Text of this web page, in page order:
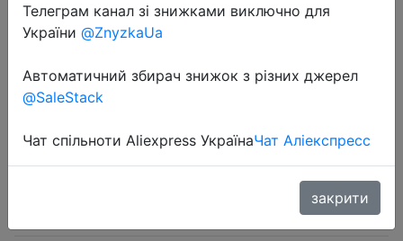
female plug adapter Connectors to
6.3 6.0 5.5 4.8 4.0 3.5 2.5 2.1 1.7 1.35
Male Tips adaptor B4
$0.95
Телеграм канал зі знижками виключно для
України @ZnyzkaUa
Автоматичний збирач знижок з різних джерел
@SaleStack
Чат спільноти Aliexpress УкраїнаЧат Аліекспресс
закрити